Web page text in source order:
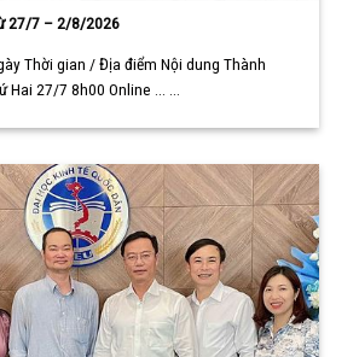
27/7 – 2/8/2026
Thời gian / Địa điểm Nội dung Thành
Hai 27/7 8h00 Online ... ...